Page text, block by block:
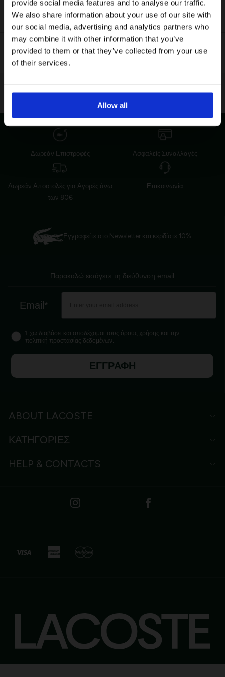
provide social media features and to analyse our traffic.
We also share information about your use of our site with
our social media, advertising and analytics partners who
may combine it with other information that you’ve
provided to them or that they’ve collected from your use
of their services.
Allow all
Φόρεμα
Δωρεάν Επιστροφές Ασφαλείς Συναλλαγές
Δωρεάν Αποστολές για Αγορές άνω
των 80€
Επικοινωνία
Εγγραφείτε στο Newsletter και κερδίστε 10%
Παρακαλώ εισάγετε τη διεύθυνση email
Email*
Έχω διαβάσει και αποδέχομαι τους όρους χρήσης και την
πολιτική προστασίας δεδομένων.
ΕΓΓΡΑΦΗ
ABOUT LACOSTE
ΚΑΤΗΓΟΡΙΕΣ
HELP & CONTACTS
Γυναικεία Ανδρικά
Εγγραφή
Με την εγγραφή σας, συμφωνείτε να λαμβάνετε
'Οχι, ευχαριστώ